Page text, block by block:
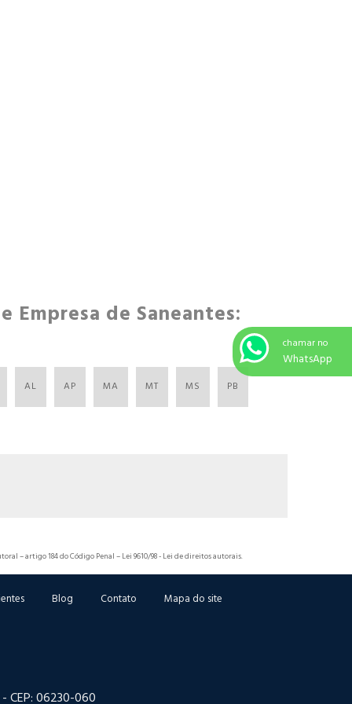
Empresa de Saneantes:
AL AP MA MT MS PB
– artigo 184 do Código Penal –Lei 9610/98 - Lei de direitos autorais.
Blog Contato Mapa do site
CEP: 06230-060
chamar no
WhatsApp